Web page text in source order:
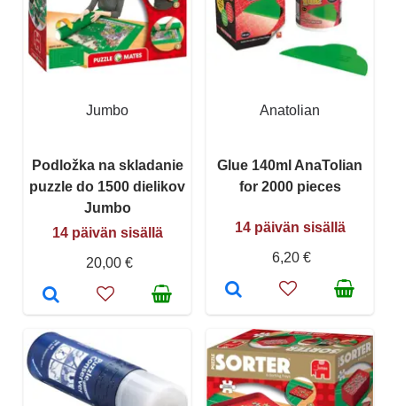
Jumbo
Podložka na skladanie
puzzle do 1500 dielikov
Jumbo
14 päivän sisällä
20,00 €
Anatolian
Glue 140ml AnaTolian
for 2000 pieces
14 päivän sisällä
6,20 €